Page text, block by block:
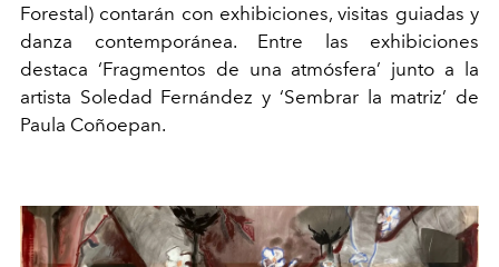
Forestal) contarán con exhibiciones, visitas guiadas y
danza contemporánea. Entre las exhibiciones
destaca ‘Fragmentos de una atmósfera’ junto a la
artista Soledad Fernández y ‘Sembrar la matriz’ de
Paula Coñoepan.